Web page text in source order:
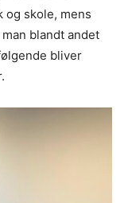
skole, mens
blandt andet
bliver